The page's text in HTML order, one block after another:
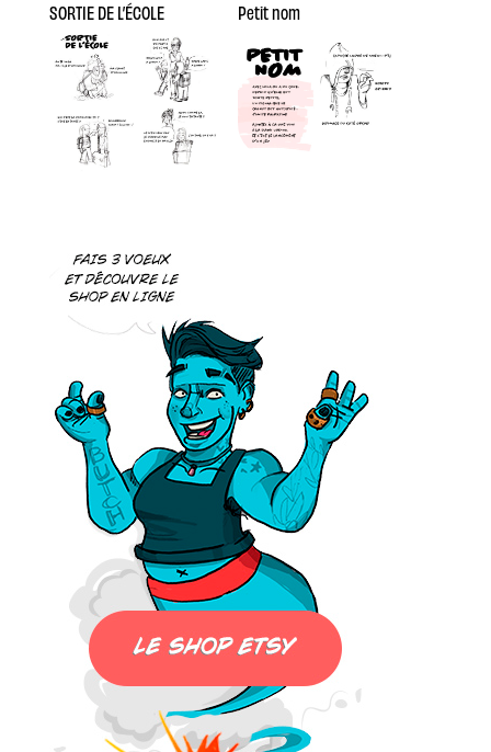
SORTIE DE L’ÉCOLE
Petit nom